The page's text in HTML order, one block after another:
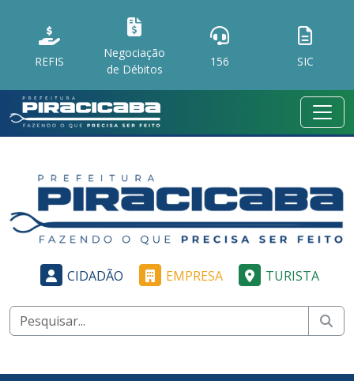
REFIS
Negociação
de Débitos
156 SIC
CIDADÃO EMPRESA TURISTA